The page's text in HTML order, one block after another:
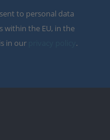
to personal data
within the EU, in the
in our
.